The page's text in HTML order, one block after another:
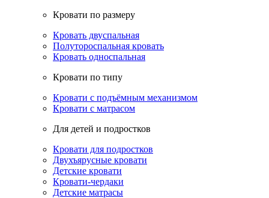
Кровати по размеру
Кровать двуспальная
Полутороспальная кровать
Кровать односпальная
Кровати по типу
Кровати с подъёмным механизмом
Кровати с матрасом
Для детей и подростков
Кровати для подростков
Двухъярусные кровати
Детские кровати
Кровати-чердаки
Детские матрасы